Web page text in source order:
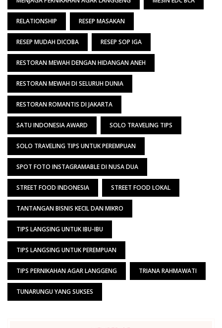
RELATIONSHIP RESEP MASAKAN
RESEP MUDAH DICOBA RESEP SOP IGA
RESTORAN MEWAH DENGAN HIDANGAN ANEH
RESTORAN MEWAH DI SELURUH DUNIA
RESTORAN ROMANTIS DI JAKARTA
SATU INDONESIA AWARD SOLO TRAVELING TIPS
SOLO TRAVELING TIPS UNTUK PEREMPUAN
SPOT FOTO INSTAGRAMABLE DI NUSA DUA
STREET FOOD INDONESIA STREET FOOD LOKAL
TANTANGAN BISNIS KECIL DAN MIKRO
TIPS LANGSING UNTUK IBU-IBU
TIPS LANGSING UNTUK PEREMPUAN
TIPS PERNIKAHAN AGAR LANGGENG TRIANA RAHMAWATI
TUNARUNGU YANG SUKSES